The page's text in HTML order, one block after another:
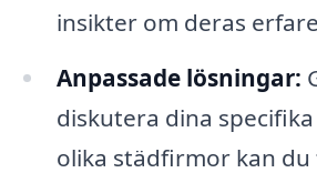
insikter om deras
Anpassade lösningar:
diskutera dina
olika städfirmor kan du